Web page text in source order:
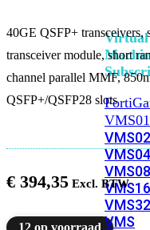
Virtual
VMS01
VMS02
VMS04
VMS08
VMS16
VMS32
VMS
40GE QSFP+ transceivers,
transceiver module, short
channel parallel MMF,
QSFP+/QSFP28 slots
€ 394,35